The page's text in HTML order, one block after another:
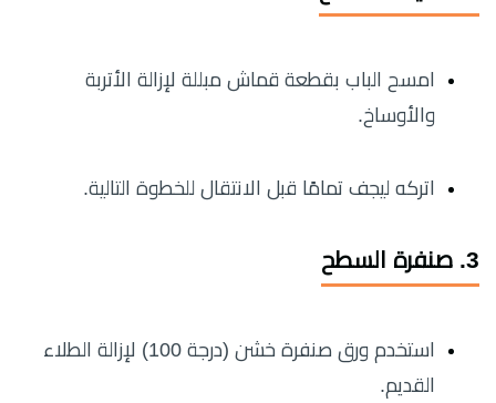
امسح الباب بقطعة قماش مبللة لإزالة الأتربة
والأوساخ.
اتركه ليجف تمامًا قبل الانتقال للخطوة التالية.
3. صنفرة السطح
استخدم ورق صنفرة خشن (درجة 100) لإزالة الطلاء
القديم.